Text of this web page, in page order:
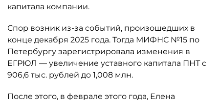
капитала компании.
Спор возник из-за событий, произошедших в
конце декабря 2025 года. Тогда МИФНС №15 по
Петербургу зарегистрировала изменения в
ЕГРЮЛ — увеличение уставного капитала ПНТ с
906,6 тыс. рублей до 1,008 млн.
После этого, в феврале этого года, Елена